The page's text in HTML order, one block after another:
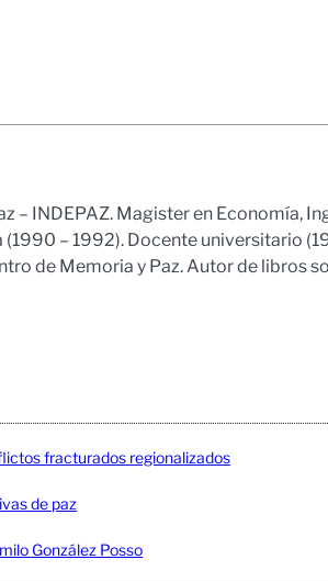
– INDEPAZ. Magister en Economía,
– 1992). Docente universitario
de Memoria y Paz. Autor de libros
fracturados regionalizados
de paz
González Posso